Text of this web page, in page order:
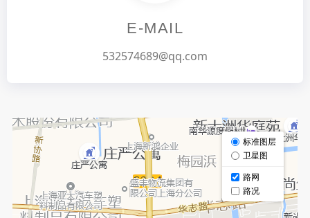
E-MAIL
532574689@qq.com